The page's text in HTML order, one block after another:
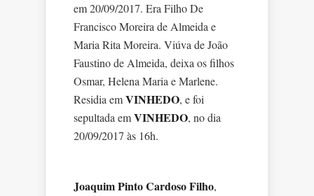
em 20/09/2017. Era Filho De
Francisco Moreira de Almeida e
Maria Rita Moreira. Viúva de João
Faustino de Almeida, deixa os filhos
Osmar, Helena Maria e Marlene.
Residia emVINHEDO, e foi
sepultada emVINHEDO, no dia
20/09/2017 às 16h.
Joaquim Pinto Cardoso Filho,